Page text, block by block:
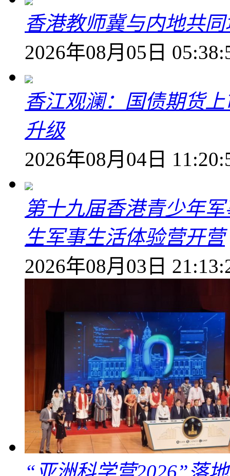
香港教师冀与内地共
2026年08月05日
香江观澜：国债期货
升级
2026年08月04日
第十九届香港青少年
生军事生活体验营开营
2026年08月03日
“亚洲科学营2026”落